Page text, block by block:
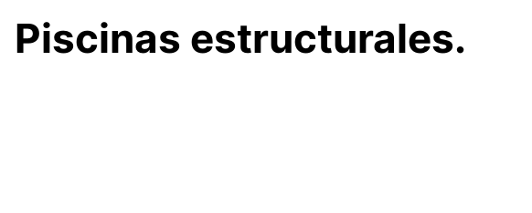
Piscinas estructurales.